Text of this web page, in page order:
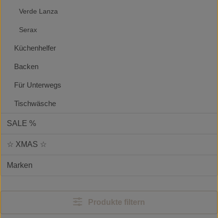
Verde Lanza
Serax
Küchenhelfer
Backen
Für Unterwegs
Tischwäsche
SALE %
☆ XMAS ☆
Marken
Produkte filtern